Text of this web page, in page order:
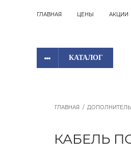
ГЛАВНАЯ ЦЕНЫ АКЦИИ
КАТАЛОГ
ГЛАВНАЯ /
КАБЕЛЬ